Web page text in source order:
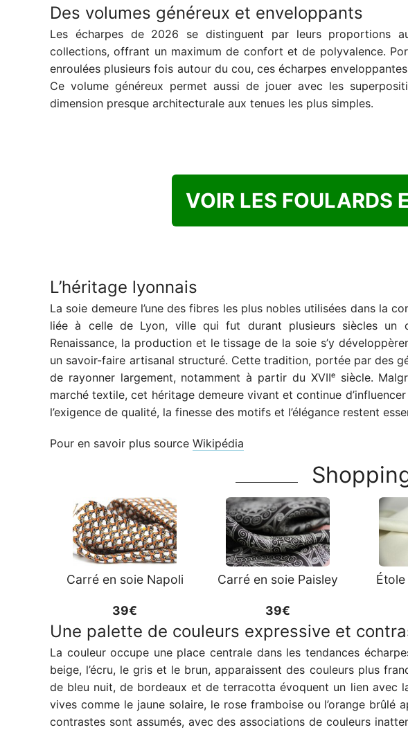
Des volumes généreux et enveloppants
Les écharpes de 2026 se distinguent par leurs proportions
collections, offrant un maximum de confort et de polyvalence.
enroulées plusieurs fois autour du cou, ces écharpes
Ce volume généreux permet aussi de jouer avec les
dimension presque architecturale aux tenues les plus simples.
VOIR LES FOULARDS
L’héritage lyonnais
La soie demeure l’une des fibres les plus nobles utilisées dans la
liée à celle de Lyon, ville qui fut durant plusieurs siècles un
Renaissance, la production et le tissage de la soie s’y
un savoir-faire artisanal structuré. Cette tradition, portée par des
de rayonner largement, notamment à partir du XVIIᵉ siècle.
marché textile, cet héritage demeure vivant et continue
l’exigence de qualité, la finesse des motifs et l’élégance restent
Pour en savoir plus source Wikipédia
Carré en soie Napoli
39€
Carré en soie Paisley
39€
Une palette de couleurs expressive et
La couleur occupe une place centrale dans les tendances
beige, l’écru, le gris et le brun, apparaissent des couleurs plus
de bleu nuit, de bordeaux et de terracotta évoquent un lien avec
vives comme le jaune solaire, le rose framboise ou l’orange brûlé
contrastes sont assumés, avec des associations de couleurs